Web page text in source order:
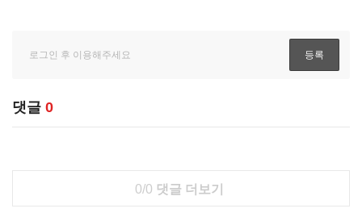
댓글 0
0/0 댓글 더보기